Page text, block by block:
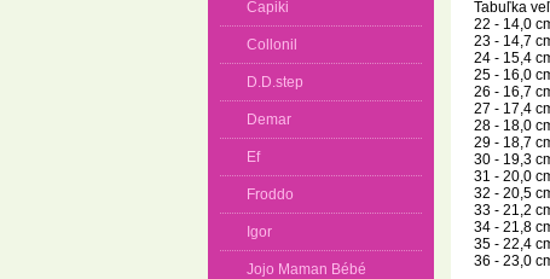
Capiki
Collonil
D.D.step
Demar
Ef
Froddo
Igor
Jojo Maman Bébé
Tabuľka
22 - 14,0
23 - 14,7
24 - 15,4
25 - 16,0
26 - 16,7
27 - 17,4
28 - 18,0
29 - 18,7
30 - 19,3
31 - 20,0
32 - 20,5
33 - 21,2
34 - 21,8
35 - 22,4
36 - 23,0